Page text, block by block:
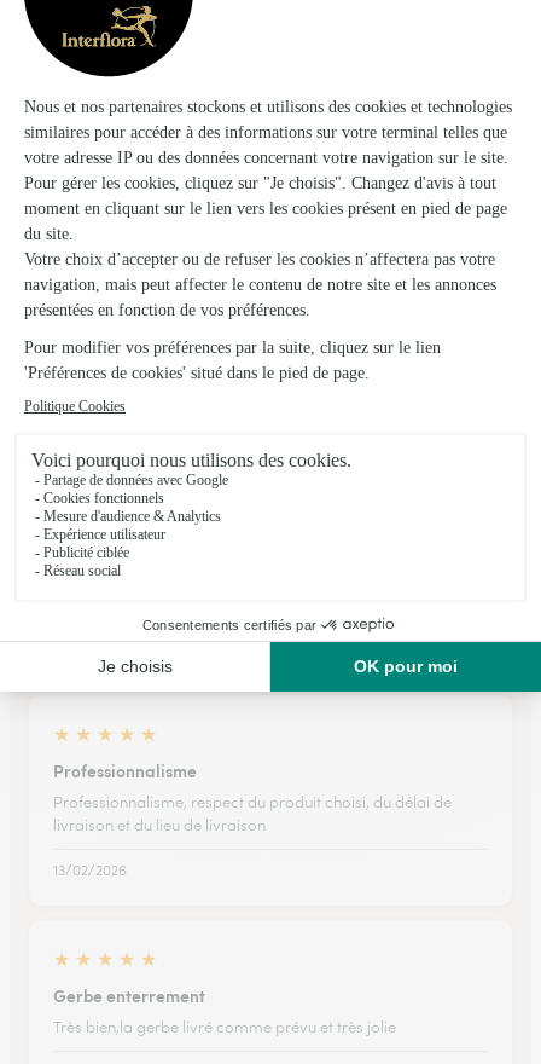
★4.6 (10)
4, avenue Georges Clémenceau
Voir la boutique
Felletin
28 route d 'Aubusson
Voir la boutique
Cressat
★ ★ ★ ★ ★
Professionnalisme
Professionnalisme, respect du produit choisi, du délai de
livraison et du lieu de livraison
13/02/2026
★ ★ ★ ★ ★
Gerbe enterrement
Très bien,la gerbe livré comme prévu et très jolie